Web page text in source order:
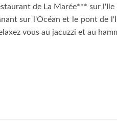
de La Marée*** sur
sur l'Océan et le pont de
vous au jacuzzi et au